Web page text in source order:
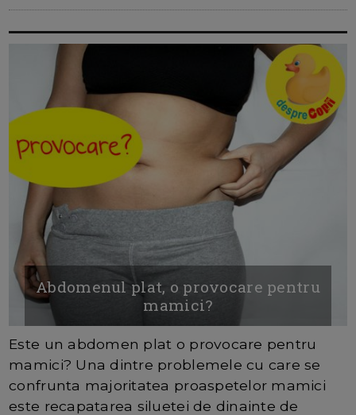
Abdomenul plat, o provocare pentru
mamici?
Este un abdomen plat o provocare pentru
mamici? Una dintre problemele cu care se
confrunta majoritatea proaspetelor mamici
este recapatarea siluetei de dinainte de